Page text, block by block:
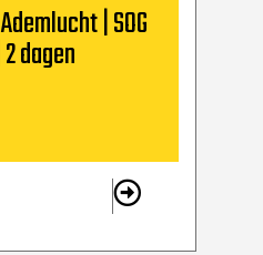
| SOG
dagen